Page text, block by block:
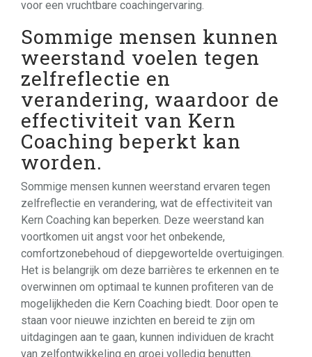
voor een vruchtbare coachingervaring.
Sommige mensen kunnen
weerstand voelen tegen
zelfreflectie en
verandering, waardoor de
effectiviteit van Kern
Coaching beperkt kan
worden.
Sommige mensen kunnen weerstand ervaren tegen
zelfreflectie en verandering, wat de effectiviteit van
Kern Coaching kan beperken. Deze weerstand kan
voortkomen uit angst voor het onbekende,
comfortzonebehoud of diepgewortelde overtuigingen.
Het is belangrijk om deze barrières te erkennen en te
overwinnen om optimaal te kunnen profiteren van de
mogelijkheden die Kern Coaching biedt. Door open te
staan voor nieuwe inzichten en bereid te zijn om
uitdagingen aan te gaan, kunnen individuen de kracht
van zelfontwikkeling en groei volledig benutten.